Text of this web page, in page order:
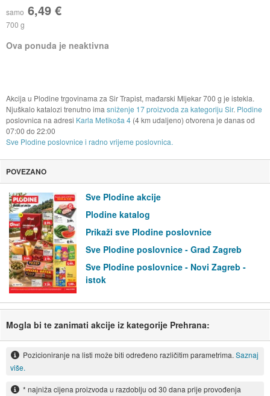
samo 6,49 €
700 g
Ova ponuda je neaktivna
Akcija u Plodine trgovinama za Sir Trapist, mađarski Mljekar 700 g je istekla.
Njuškalo katalozi trenutno ima sniženje 17 proizvoda za kategoriju Sir. Plodine
poslovnica na adresi Karla Metikoša 4(4 km udaljeno) otvorena je danas od
07:00 do 22:00
Sve Plodine poslovnice i radno vrijeme poslovnica.
POVEZANO
Sve Plodine akcije
Plodine katalog
Prikaži sve Plodine poslovnice
Sve Plodine poslovnice - Grad Zagreb
Sve Plodine poslovnice - Novi Zagreb -
istok
Mogla bi te zanimati akcije iz kategorije Prehrana:
Pozicioniranje na listi može biti određeno različitim parametrima. Saznaj
više.
* najniža cijena proizvoda u razdoblju od 30 dana prije provođenja